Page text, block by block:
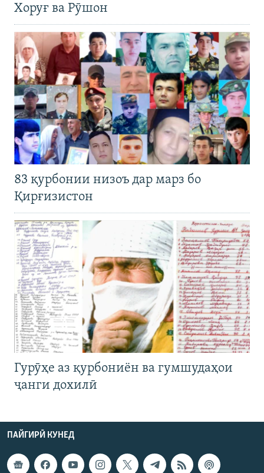
Хоруғ ва Рӯшон
83 қурбонии низоъ дар марз бо
Қирғизистон
Гурӯҳе аз қурбониён ва гумшудаҳои
ҷанги дохилӣ
ПАЙГИРӢ КУНЕД